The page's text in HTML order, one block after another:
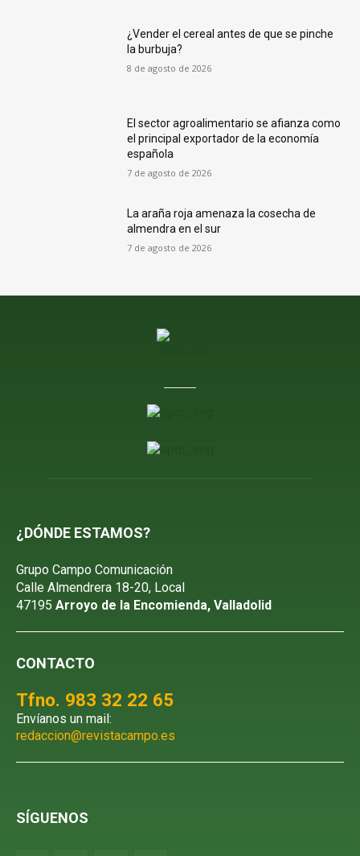
¿Vender el cereal antes de que se pinche
la burbuja?
8 de agosto de 2026
El sector agroalimentario se afianza como
el principal exportador de la economía
española
7 de agosto de 2026
La araña roja amenaza la cosecha de
almendra en el sur
7 de agosto de 2026
¿DÓNDE ESTAMOS?
Grupo Campo Comunicación
Calle Almendrera 18-20, Local
47195 Arroyo de la Encomienda, Valladolid
CONTACTO
Tfno. 983 32 22 65
Envíanos un mail:
redaccion@revistacampo.es
SÍGUENOS